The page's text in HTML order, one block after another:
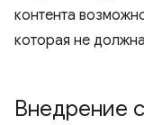
контента
которая не
Внедрение